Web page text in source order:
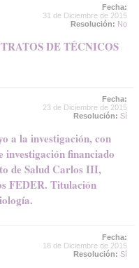
Fecha:
31 de Diciembre de 2015
Resolución: No
DE TÉCNICOS
Fecha:
23 de Diciembre de 2015
Resolución: Sí
a la investigación, con
investigación financiado
de Salud Carlos III,
FEDER. Titulación
Fecha:
18 de Diciembre de 2015
Resolución: Sí